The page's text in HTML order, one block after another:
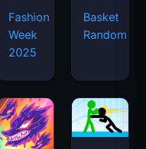
Fashion
Week
2025
Basket
Random